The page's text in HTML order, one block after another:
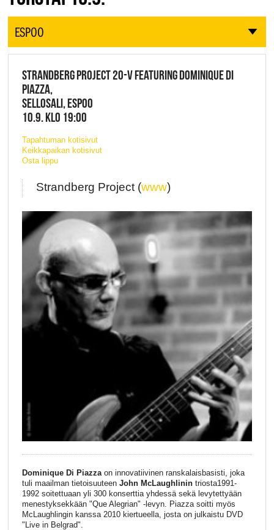
ESPOO
STRANDBERG PROJECT 20-V FEATURING DOMINIQUE DI
PIAZZA,
SELLOSALI, ESPOO
10.9. KLO 19:00
Tapahtuman kotisivut
Keikkapaikan kotisivut
Osta lippu
Strandberg Project (www)
Dominique Di Piazzaon innovatiivinen ranskalaisbasisti, joka
tuli maailman tietoisuuteen John McLaughlinintriosta1991-
1992 soitettuaan yli 300 konserttia yhdessä sekä levytettyään
menestyksekkään "Que Alegrian" -levyn. Piazza soitti myös
McLaughlingin kanssa 2010 kiertueella, josta on julkaistu DVD
"Live in Belgrad".